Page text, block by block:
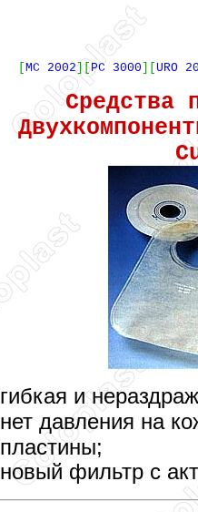
MC 2002][PC 3000 URO
Средства
гибкая и
нет давления на
пластины;
новый фильтр с